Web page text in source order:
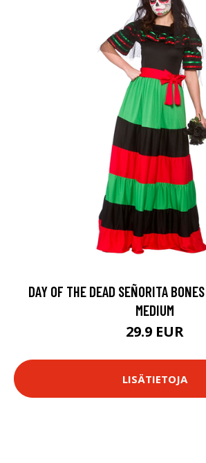
DAY OF THE DEAD SEÑORITA
MEDIUM
29.9 EUR
LISÄTIETOJA